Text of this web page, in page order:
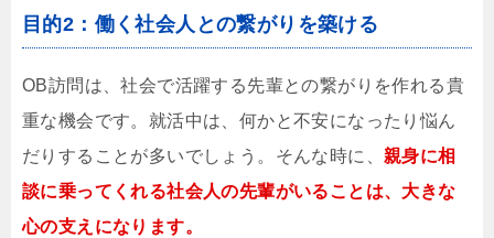
目的2：働く社会人との繋がりを築ける
OB訪問は、社会で活躍する先輩との繋がりを作れる貴
重な機会です。就活中は、何かと不安になったり悩ん
だりすることが多いでしょう。そんな時に、 親身に相
談に乗ってくれる社会人の先輩がいることは、大きな
心の支えになります。